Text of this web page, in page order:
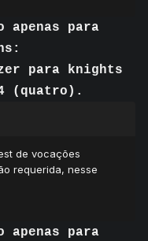
apenas para
para knights
(quatro).
de vocações
requerida, nesse
apenas para